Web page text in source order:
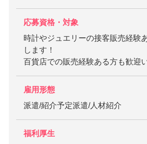
応募資格・対象
時計やジュエリーの接客販売経験
します！
百貨店での販売経験ある方も歓迎
雇用形態
派遣/紹介予定派遣/人材紹介
福利厚生